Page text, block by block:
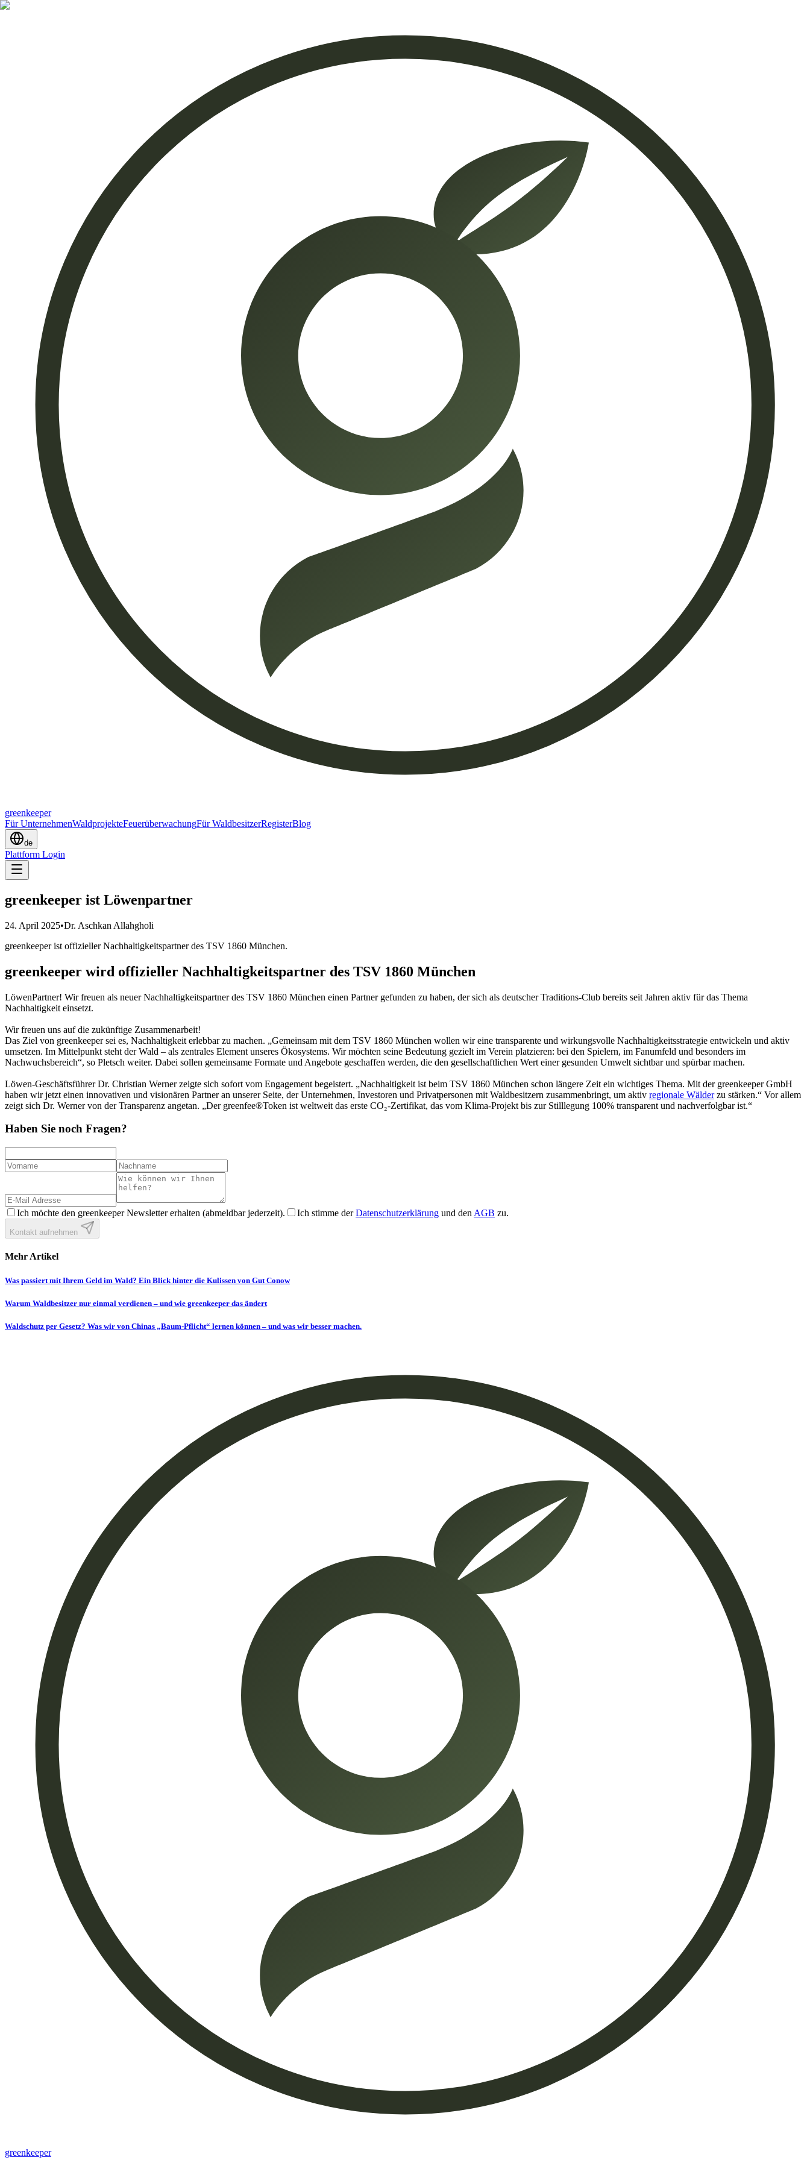
greenkeeper
Für UnternehmenWaldprojekteFeuerüberwachungFür WaldbesitzerRegisterBlog
de
Plattform Login
greenkeeper ist Löwenpartner
24. April 2025•Dr. Aschkan Allahgholi
greenkeeper ist offizieller Nachhaltigkeitspartner des TSV 1860 München.
greenkeeper wird offizieller Nachhaltigkeitspartner des TSV 1860 München
LöwenPartner! Wir freuen als neuer Nachhaltigkeitspartner des TSV 1860 München einen Partner gefunden zu haben, der sich als deutscher Traditions-Club bereits seit Jahren aktiv für das Thema
Nachhaltigkeit einsetzt.
Wir freuen uns auf die zukünftige Zusammenarbeit!
Das Ziel von greenkeeper sei es, Nachhaltigkeit erlebbar zu machen. „Gemeinsam mit dem TSV 1860 München wollen wir eine transparente und wirkungsvolle Nachhaltigkeitsstrategie entwickeln und aktiv
umsetzen. Im Mittelpunkt steht der Wald – als zentrales Element unseres Ökosystems. Wir möchten seine Bedeutung gezielt im Verein platzieren: bei den Spielern, im Fanumfeld und besonders im
Nachwuchsbereich“, so Pletsch weiter. Dabei sollen gemeinsame Formate und Angebote geschaffen werden, die den gesellschaftlichen Wert einer gesunden Umwelt sichtbar und spürbar machen.
Löwen-Geschäftsführer Dr. Christian Werner zeigte sich sofort vom Engagement begeistert. „Nachhaltigkeit ist beim TSV 1860 München schon längere Zeit ein wichtiges Thema. Mit der greenkeeper GmbH
haben wir jetzt einen innovativen und visionären Partner an unserer Seite, der Unternehmen, Investoren und Privatpersonen mit Waldbesitzern zusammenbringt, um aktiv regionale Wälderzu stärken.“ Vor allem
zeigt sich Dr. Werner von der Transparenz angetan. „Der greenfee®Token ist weltweit das erste CO₂-Zertifikat, das vom Klima-Projekt bis zur Stilllegung 100% transparent und nachverfolgbar ist.“
Haben Sie noch Fragen?
Ich möchte den greenkeeper Newsletter erhalten (abmeldbar jederzeit). Ich stimme der Datenschutzerklärung und den AGB zu.
Kontakt aufnehmen
Mehr Artikel
Was passiert mit Ihrem Geld im Wald? Ein Blick hinter die Kulissen von Gut Conow
Warum Waldbesitzer nur einmal verdienen – und wie greenkeeper das ändert
Waldschutz per Gesetz? Was wir von Chinas „Baum-Pflicht“ lernen können – und was wir besser machen.
greenkeeper